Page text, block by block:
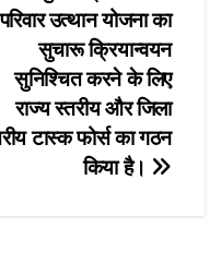
परिवार उत्थान योजना का
सुचारू क्रियान्वयन
सुनिश्चित करने के लिए
राज्य स्तरीय और जिला
टास्क फोर्स का गठन
किया है।